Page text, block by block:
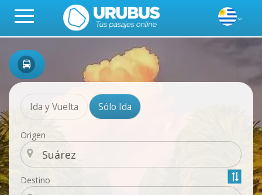
Ida y Vuelta Sólo Ida
Origen
Destino